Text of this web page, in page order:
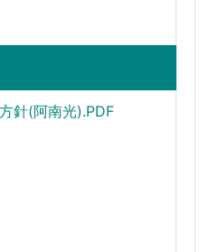
針(阿南光).PDF